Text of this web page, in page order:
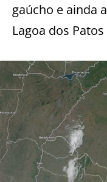
gaúcho e ainda
Lagoa dos